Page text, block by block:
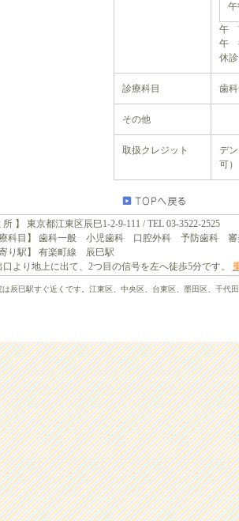
午
午
午
休
診療科目 歯
その他
取扱クレジット
デ
可）
所 】 東京都江東区辰巳1-2-9-111 / TEL 03-3522-2525
療科目】 歯科一般 小児歯科 口腔外科 予防歯科 審
寄り駅】 有楽町線 辰巳駅
口より地上に出て、2つ目の信号を左へ徒歩5分です。
は辰巳駅すぐ近くです。江東区、中央区、台東区、墨田区、千代